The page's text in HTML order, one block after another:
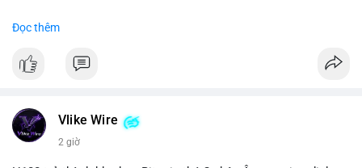
📰 Nguồn: CoinDesk
Đọc thêm
Vlike Wire
2 giờ